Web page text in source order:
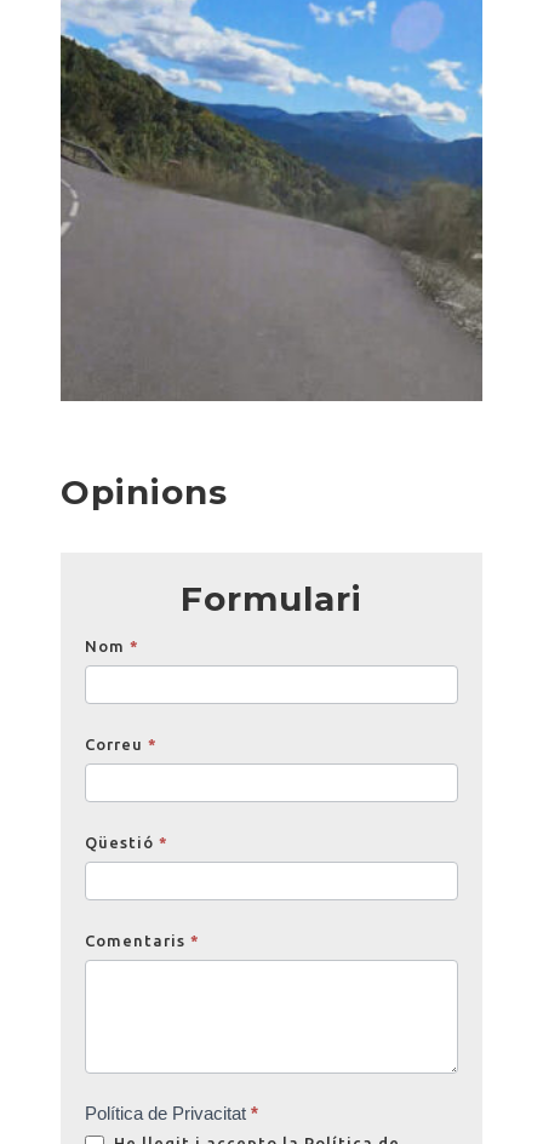
Opinions
Formulari
Opinions
Nom *
Correu *
Qüestió *
Comentaris *
Política de Privacitat *